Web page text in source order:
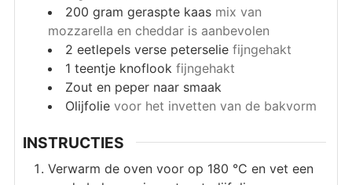
200 gram geraspte kaas mix van
mozzarella en cheddar is aanbevolen
2 eetlepels verse peterselie fijngehakt
1 teentje knoflook fijngehakt
Zout en peper naar smaak
Olijfolie voor het invetten van de bakvorm
INSTRUCTIES
Verwarm de oven voor op 180 °C en vet een